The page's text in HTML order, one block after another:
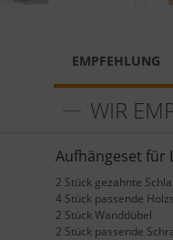
EMPFEHLUNG
WIR
Aufhängeset für
2 Stück gezahnte
4 Stück passende
2 Stück Wanddübel
2 Stück passende